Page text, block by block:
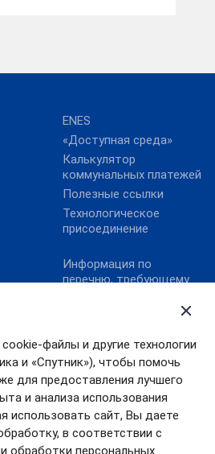
файлы и другие технологии
и «Спутник»), чтобы помочь
для предоставления лучшего
и анализа использования
использовать сайт, Вы даете
в соответствии с
обработки персональных
ENES
«Доступная среда»
Калькулятор
коммунальных платежей
Полезные ссылки
Технологическое
присоединение
Информация по
перечню, требующему
Ивановской области от
13.10.2011№ 316-п
Конкурс «МедиаТЭК»